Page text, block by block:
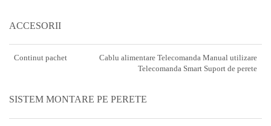
ACCESORII
Continut pachet
Cablu alimentare Telecomanda Manual utilizare
Telecomanda Smart Suport de perete
SISTEM MONTARE PE PERETE